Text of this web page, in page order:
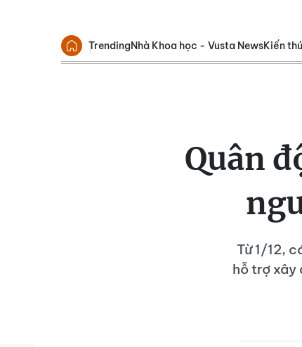
TrendingNhà Khoa học - Vusta NewsKiến
Quân
Từ 1/12,
hỗ trợ xây